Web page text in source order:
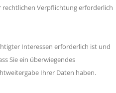
rechtlichen Verpflichtung erforderlich
Interessen erforderlich ist und
Sie ein überwiegendes
Ihrer Daten haben.